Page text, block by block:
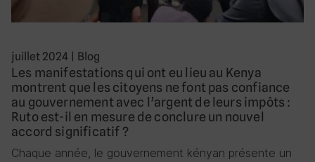
juillet 2024 Blog
Les manifestations qui ont eu lieu au Kenya
montrent que les citoyens ne font pas confiance
au gouvernement avec l’argent de leurs impôts :
Ruto est-il en mesure de conclure un nouvel
accord significatif ?
Chaque année, le gouvernement kényan présente un